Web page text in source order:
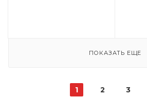
ПОКАЗАТЬ ЕЩЕ
1 2 3